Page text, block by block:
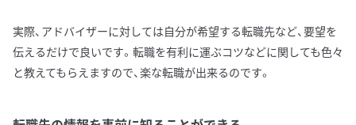
実際、アドバイザーに対しては自分が希望する転職先など、要望を
伝えるだけで良いです。転職を有利に運ぶコツなどに関しても色々
と教えてもらえますので、楽な転職が出来るのです。